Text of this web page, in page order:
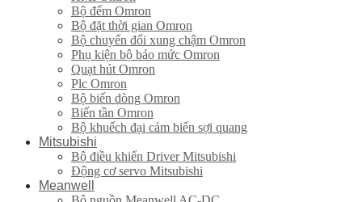
Bộ đếm Omron
Bộ đặt thời gian Omron
Bộ chuyển đổi xung chậm Omron
Phụ kiện bộ báo mức Omron
Quạt hút Omron
Plc Omron
Bộ biến dòng Omron
Biến tần Omron
Bộ khuếch đại cảm biến sợi quang
Mitsubishi
Bộ điều khiển Driver Mitsubishi
Động cơ servo Mitsubishi
Meanwell